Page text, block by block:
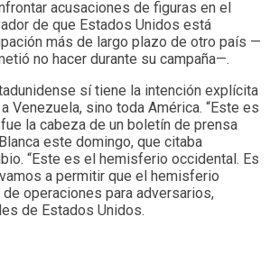
acusaciones de figuras en el
de que Estados Unidos está
más de largo plazo de otro país —
no hacer durante su campaña—.
sí tiene la intención explícita
Venezuela, sino toda América. “Este es
la cabeza de un boletín de prensa
este domingo, que citaba
“Este es el hemisferio occidental. Es
a permitir que el hemisferio
operaciones para adversarios,
de Estados Unidos.